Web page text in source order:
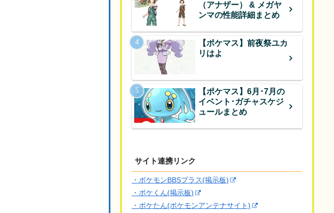
（アナザー） & メガヤ
ンマの性能詳細まとめ
【ポケマス】前夜祭ユカ
リはよ
【ポケマス】6月･7月の
イベント･ガチャスケジ
ュールまとめ
サイト連携リンク
・ポケモンBBSプラス(掲示板)
・ポケくん(掲示板)
・ポケたん(ポケモンアンテナサイト)